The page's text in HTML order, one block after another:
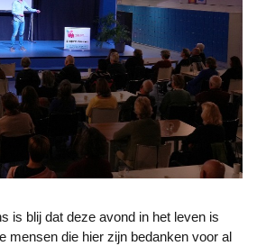
mensen die hier zijn bedanken voor al